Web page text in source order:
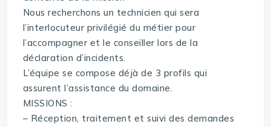
Nous recherchons un technicien qui sera
l’interlocuteur privilégié du métier pour
l’accompagner et le conseiller lors de la
déclaration d’incidents.
L’équipe se compose déjà de 3 profils qui
assurent l’assistance du domaine.
MISSIONS :
– Réception, traitement et suivi des demandes